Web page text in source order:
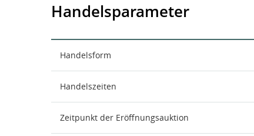
Handelsparameter
Handelsform
Handelszeiten
Zeitpunkt der Eröffnungsauktion